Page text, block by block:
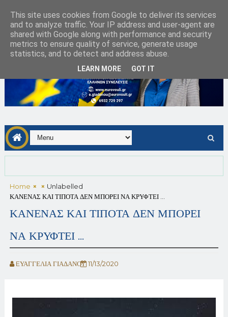
Home
Unlabelled
ΚΑΝΕΝΑΣ ΚΑΙ ΤΙΠΟΤΑ ΔΕΝ ΜΠΟΡΕΙ ΝΑ ΚΡΥΦΤΕΙ ...
ΚΑΝΕΝΑΣ ΚΑΙ ΤΙΠΟΤΑ ΔΕΝ ΜΠΟΡΕΙ
ΝΑ ΚΡΥΦΤΕΙ ...
EΥΑΓΓΕΛΙΑ ΓΙΑΔΑΝΟΥ 11/13/2020
This site uses cookies from Google to deliver its services
and to analyze traffic. Your IP address and user-agent are
shared with Google along with performance and security
metrics to ensure quality of service, generate usage
statistics, and to detect and address abuse.
LEARN MORE GOT IT